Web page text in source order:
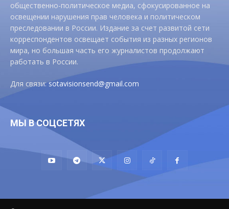
общественно-политическое медиа, сфокусированное на
освещении нарушения прав человека и политическом
преследовании в России. Издание за счет развитой сети
корреспондентов освещает события из разных регионов
мира, но большая часть его журналистов продолжают
работать в России.
Для связи:sotavisionsend@gmail.com
МЫ В СОЦСЕТЯХ